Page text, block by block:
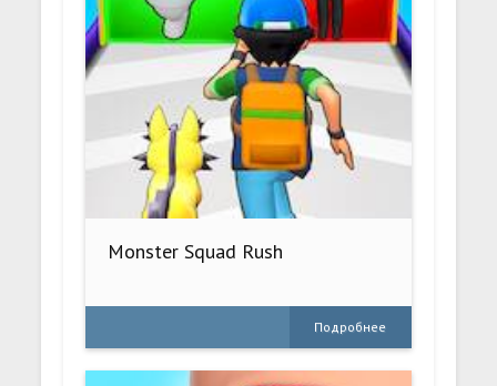
Monster Squad Rush
Подробнее